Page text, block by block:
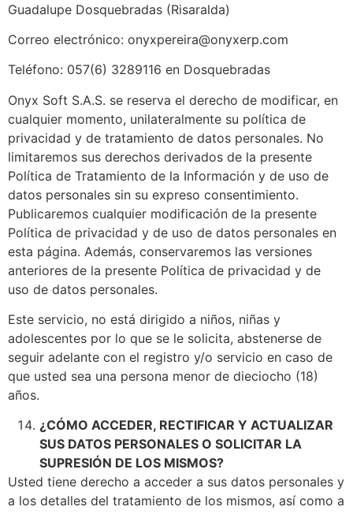
Guadalupe Dosquebradas (Risaralda)
Correo electrónico: onyxpereira@onyxerp.com
Teléfono: 057(6) 3289116 en Dosquebradas
Onyx Soft S.A.S. se reserva el derecho de modificar, en
cualquier momento, unilateralmente su política de
privacidad y de tratamiento de datos personales. No
limitaremos sus derechos derivados de la presente
Política de Tratamiento de la Información y de uso de
datos personales sin su expreso consentimiento.
Publicaremos cualquier modificación de la presente
Política de privacidad y de uso de datos personales en
esta página. Además, conservaremos las versiones
anteriores de la presente Política de privacidad y de
uso de datos personales.
Este servicio, no está dirigido a niños, niñas y
adolescentes por lo que se le solicita, abstenerse de
seguir adelante con el registro y/o servicio en caso de
que usted sea una persona menor de dieciocho (18)
años.
¿CÓMO ACCEDER, RECTIFICAR Y ACTUALIZAR
SUS DATOS PERSONALES O SOLICITAR LA
SUPRESIÓN DE LOS MISMOS?
Usted tiene derecho a acceder a sus datos personales y
a los detalles del tratamiento de los mismos, así como a